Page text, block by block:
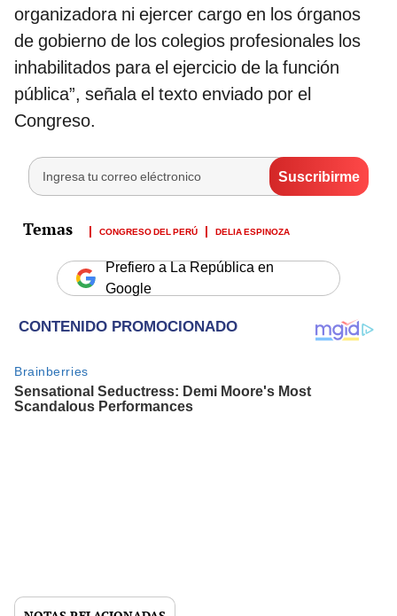
organizadora ni ejercer cargo en los órganos
de gobierno de los colegios profesionales los
inhabilitados para el ejercicio de la función
pública”, señala el texto enviado por el
Congreso.
CONGRESO DEL PERÚ DELIA ESPINOZA
Prefiero a La República en
Google